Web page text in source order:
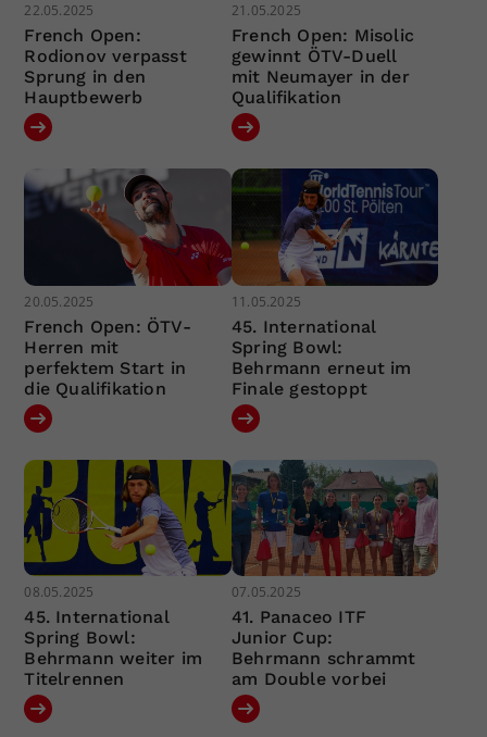
22.05.2025
French Open:
Rodionov verpasst
Sprung in den
Hauptbewerb
21.05.2025
French Open: Misolic
gewinnt ÖTV-Duell
mit Neumayer in der
Qualifikation
20.05.2025
French Open: ÖTV-
Herren mit
perfektem Start in
die Qualifikation
11.05.2025
45. International
Spring Bowl:
Behrmann erneut im
Finale gestoppt
08.05.2025
45. International
Spring Bowl:
Behrmann weiter im
Titelrennen
07.05.2025
41. Panaceo ITF
Junior Cup:
Behrmann schrammt
am Double vorbei